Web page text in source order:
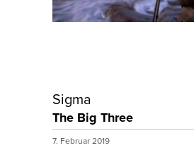
Sigma
The Big Three
7. Februar 2019